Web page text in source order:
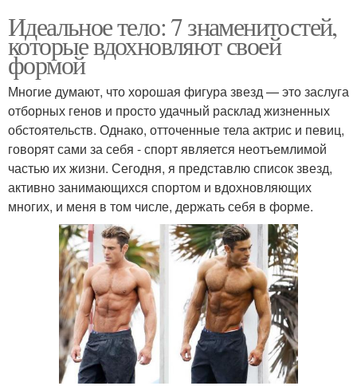
Идеальное тело: 7 знаменитостей,
которые вдохновляют своей
формой
Многие думают, что хорошая фигура звезд — это заслуга
отборных генов и просто удачный расклад жизненных
обстоятельств. Однако, отточенные тела актрис и певиц,
говорят сами за себя - спорт является неотъемлимой
частью их жизни. Сегодня, я представлю список звезд,
активно занимающихся спортом и вдохновляющих
многих, и меня в том числе, держать себя в форме.